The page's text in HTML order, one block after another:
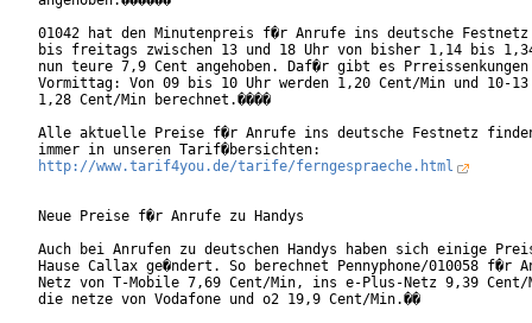
01042 hat den Minutenpreis f�r Anrufe ins deutsche Festnetz
bis freitags zwischen 13 und 18 Uhr von bisher 1,14 bis
nun teure 7,9 Cent angehoben. Daf�r gibt es Prreissenkungen
Vormittag: Von 09 bis 10 Uhr werden 1,20 Cent/Min und 10-
1,28 Cent/Min berechnet.����
Alle aktuelle Preise f�r Anrufe ins deutsche Festnetz
http://www.tarif4you.de/tarife/ferngespraeche.html
Neue Preise f�r Anrufe zu Handys
Auch bei Anrufen zu deutschen Handys haben sich einige
Hause Callax ge�ndert. So berechnet Pennyphone/010058 f�r
Netz von T-Mobile 7,69 Cent/Min, ins e-Plus-Netz 9,39
die netze von Vodafone und o2 19,9 Cent/Min.��